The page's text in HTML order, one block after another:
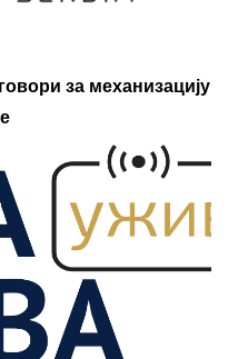
за механизацију